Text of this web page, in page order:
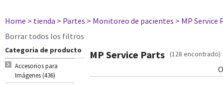
Home > tienda > Partes > Monitoreo de pacientes > MP Service
Borrar todos los filtros
Categoria de producto
Accesorios para
Imágenes (436)
MP Service Parts (128 encontrado)